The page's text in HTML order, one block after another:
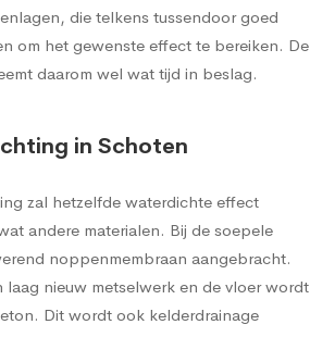
die telkens tussendoor goed
om het gewenste effect te bereiken. De
daarom wel wat tijd in beslag.
in Schoten
zal hetzelfde waterdichte effect
andere materialen. Bij de soepele
noppenmembraan aangebracht.
laag nieuw metselwerk en de vloer wordt
Dit wordt ook kelderdrainage